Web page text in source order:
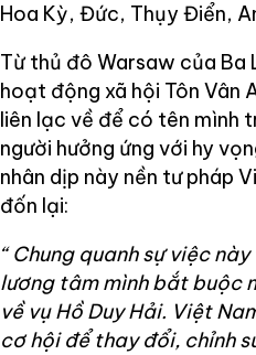
Hoa Kỳ, Đức, Thụy Điển,
Từ thủ đô Warsaw của Ba
hoạt động xã hội Tôn Vân
liên lạc về để có tên mình
người hưởng ứng với hy
nhân dịp này nền tư pháp
đốn lại:
“ Chung quanh sự việc
lương tâm mình bắt buộc
về vụ Hồ Duy Hải. Việt
cơ hội để thay đổi, chỉnh